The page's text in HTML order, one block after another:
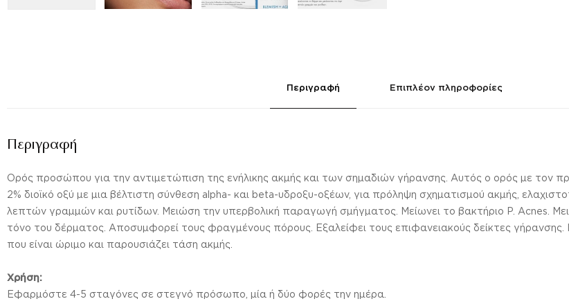
Περιγραφή Επιπλέον πληροφορίες
Περιγραφή
Oρός προσώπου για την αντιμετώπιση της ενήλικης ακμής και των σημαδιών γήρανσης. Αυτός ο ορός με τον
2% διοϊκό οξύ με μια βέλτιστη σύνθεση alpha- και beta-υδροξυ-οξέων, για πρόληψη σχηματισμού ακμής,
λεπτών γραμμών και ρυτίδων. Μειώση την υπερβολική παραγωγή σμήγματος. Μείωνει το βακτήριο P. Acnes.
τόνο του δέρματος. Αποσυμφορεί τους φραγμένους πόρους. Εξαλείφει τους επιφανειακούς δείκτες γήρανσης.
που είναι ώριμο και παρουσιάζει τάση ακμής.
Χρήση:
Εφαρμόστε 4-5 σταγόνες σε στεγνό πρόσωπο, μία ή δύο φορές την ημέρα.